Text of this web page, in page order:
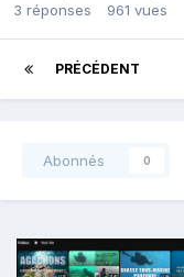
3 réponses 961 vues
PRÉCÉDENT
Abonnés 0